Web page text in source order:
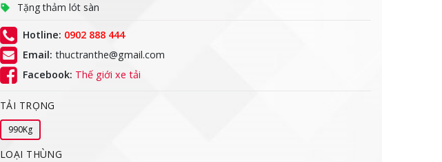
Tặng thảm lót sàn
Hotline: 0902 888 444
Email: thuctranthe@gmail.com
Facebook: Thế giới xe tải
TẢI TRỌNG
990Kg
LOẠI THÙNG